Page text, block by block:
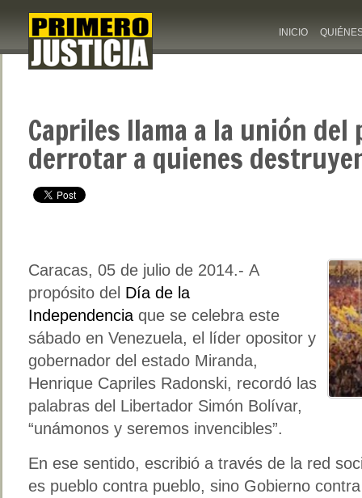
INICIO
Capriles llama a la unión del
derrotar a quienes
Caracas, 05 de julio de 2014.- A
propósito del Día de la
Independencia que se celebra este
sábado en Venezuela, el líder opositor y
gobernador del estado Miranda,
Henrique Capriles Radonski, recordó las
palabras del Libertador Simón Bolívar,
“unámonos y seremos invencibles”.
En ese sentido, escribió a través de la red
es pueblo contra pueblo, sino Gobierno